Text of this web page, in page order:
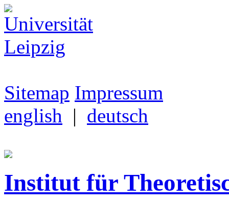
Sitemap Impressum
english | deutsch
Institut für